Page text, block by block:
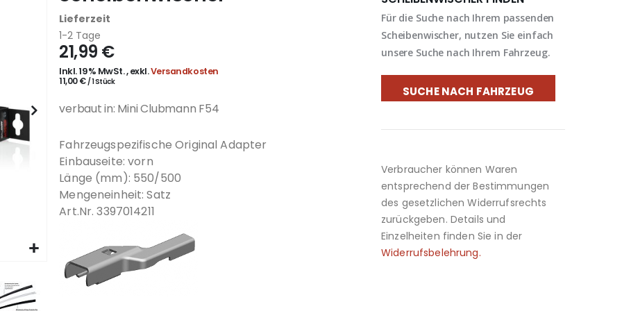
Für die Suche nach Ihrem passenden
Scheibenwischer, nutzen Sie einfach
unsere Suche nach Ihrem Fahrzeug.
SUCHE NACH FAHRZEUG
Verbraucher können Waren
entsprechend der Bestimmungen
des gesetzlichen Widerrufsrechts
zurückgeben. Details und
Einzelheiten finden Sie in der
Widerrufsbelehrung.
Lieferzeit
1-2 Tage
21,99 €
Inkl. 19% MwSt.,exkl.Versandkosten
11,00 € / 1 Stück
verbaut in: Mini Clubmann F54
Fahrzeugspezifische Original Adapter
Einbauseite: vorn
Länge (mm): 550/500
Mengeneinheit: Satz
Art.Nr. 3397014211